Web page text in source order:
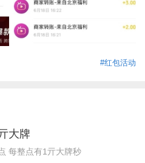
#红包活动
大牌
每整点有1亓大牌秒